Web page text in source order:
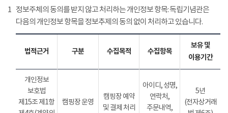
1 정보주체의 동의를 받지 않고 처리하는 개인정보 항목: 독립기념관은
다음의 개인정보 항목을 정보추제의 동의 없이 처리하고 있습니다.
법적근거 구분 수집목적 수집항목
보유 및
이용기간
개인정보
보호법
제15조 제1항
캠핑장 운영
캠핑장 예약
및 결제 처리
아이디, 성명,
연락처,
주문내역,
5년
(전자상거래